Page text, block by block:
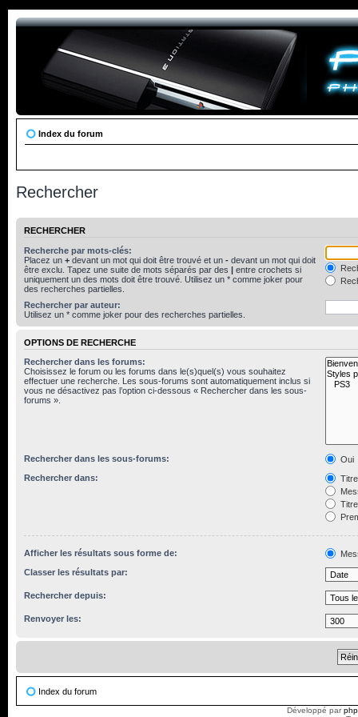
Index du forum
Rechercher
RECHERCHER
Recherche par mots-clés:
Placez un + devant un mot qui doit être trouvé et un - devant un mot qui doit
être exclu. Tapez une suite de mots séparés par des | entre crochets si
uniquement un des mots doit être trouvé. Utilisez un * comme joker pour
des recherches partielles.
Rechercher par auteur:
Utilisez un * comme joker pour des recherches partielles.
OPTIONS DE RECHERCHE
Rechercher dans les forums:
Choisissez le forum ou les forums dans le(s)quel(s) vous souhaitez
effectuer une recherche. Les sous-forums sont automatiquement inclus si
vous ne désactivez pas l’option ci-dessous « Rechercher dans les sous-
forums ».
Rechercher dans les sous-forums:
Oui
Rechercher dans:
Afficher les résultats sous forme de:
Classer les résultats par:
Rechercher depuis:
Renvoyer les:
Index du forum
Développé par